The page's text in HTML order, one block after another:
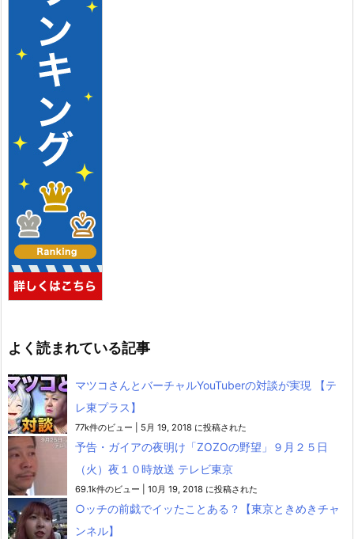
よく読まれている記事
マツコさんとバーチャルYouTuberの対談が実現 【テ
レ東プラス】
77k件のビュー 5月 19, 2018 に投稿された
予告・ガイアの夜明け「ZOZOの野望」９月２５日
（火）夜１０時放送 テレビ東京
69.1k件のビュー 10月 19, 2018 に投稿された
○ッチの前戯でイッたことある？【東京ときめきチャ
ンネル】